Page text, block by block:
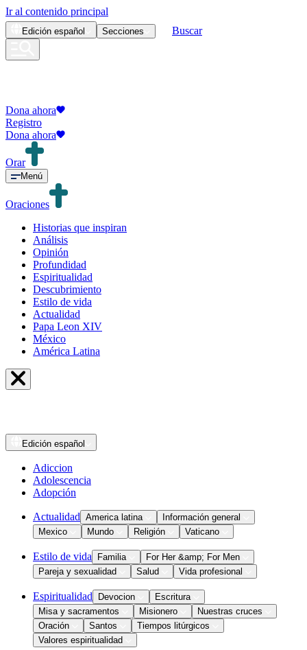
Ir al contenido principal
Edición español Secciones Buscar
Dona ahora
Registro
Dona ahora
Orar
Menú
Oraciones
Historias que inspiran
Análisis
Opinión
Profundidad
Espiritualidad
Descubrimiento
Estilo de vida
Actualidad
Papa Leon XIV
México
América Latina
Edición español
Adiccion
Adolescencia
Adopción
Actualidad America latina
Información general
Mexico
Mundo Religión Vaticano
Estilo de vida Familia
For Her &amp; For Men
Pareja y sexualidad
Salud Vida profesional
Espiritualidad Devocion
Escritura
Misa y sacramentos
Misionero
Nuestras cruces
Oración
Santos
Tiempos litúrgicos
Valores espiritualidad